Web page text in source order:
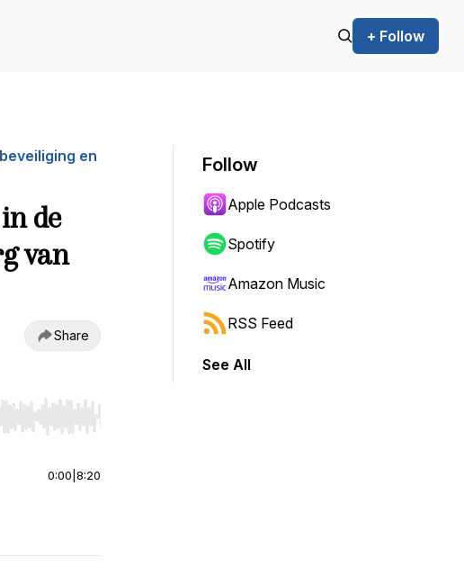
+ Follow
en
de
van
Share
start or end. Hold shift to jump forward or backward.
0:00 8:20
Follow
Apple Podcasts
Spotify
Amazon Music
RSS Feed
See All